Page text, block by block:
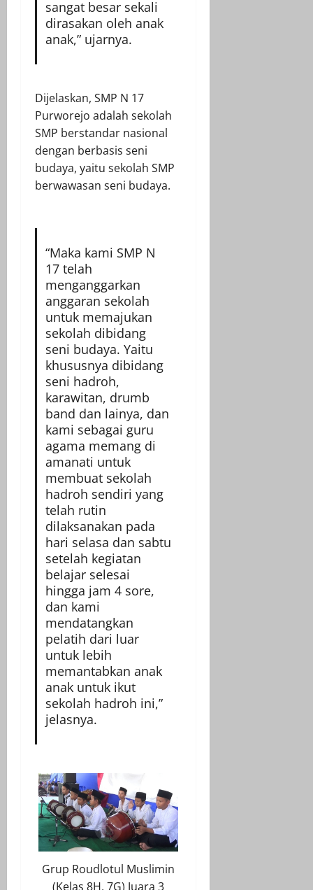
sangat besar sekali
dirasakan oleh anak
anak,” ujarnya.
Dijelaskan, SMP N 17
Purworejo adalah sekolah
SMP berstandar nasional
dengan berbasis seni
budaya, yaitu sekolah SMP
berwawasan seni budaya.
“Maka kami SMP N
17 telah
menganggarkan
anggaran sekolah
untuk memajukan
sekolah dibidang
seni budaya. Yaitu
khususnya dibidang
seni hadroh,
karawitan, drumb
band dan lainya, dan
kami sebagai guru
agama memang di
amanati untuk
membuat sekolah
hadroh sendiri yang
telah rutin
dilaksanakan pada
hari selasa dan sabtu
setelah kegiatan
belajar selesai
hingga jam 4 sore,
dan kami
mendatangkan
pelatih dari luar
untuk lebih
memantabkan anak
anak untuk ikut
sekolah hadroh ini,”
jelasnya.
Grup Roudlotul Muslimin
(Kelas 8H, 7G) Juara 3